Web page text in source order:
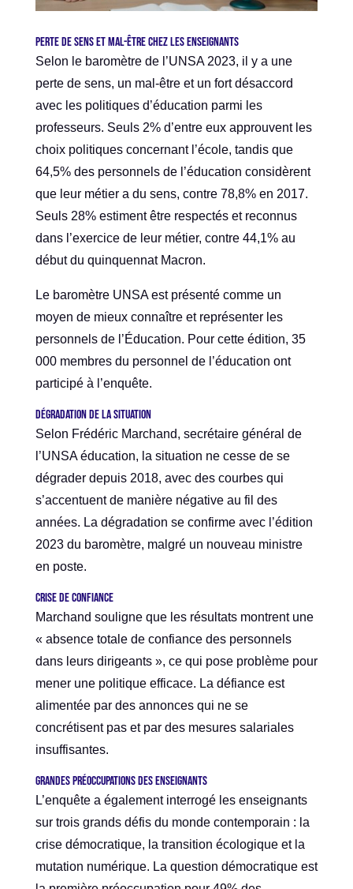
Perte de sens et mal-être chez les enseignants
Selon le baromètre de l’UNSA 2023, il y a une
perte de sens, un mal-être et un fort désaccord
avec les politiques d’éducation parmi les
professeurs. Seuls 2% d’entre eux approuvent les
choix politiques concernant l’école, tandis que
64,5% des personnels de l’éducation considèrent
que leur métier a du sens, contre 78,8% en 2017.
Seuls 28% estiment être respectés et reconnus
dans l’exercice de leur métier, contre 44,1% au
début du quinquennat Macron.
Le baromètre UNSA est présenté comme un
moyen de mieux connaître et représenter les
personnels de l’Éducation. Pour cette édition, 35
000 membres du personnel de l’éducation ont
participé à l’enquête.
Dégradation de la situation
Selon Frédéric Marchand, secrétaire général de
l’UNSA éducation, la situation ne cesse de se
dégrader depuis 2018, avec des courbes qui
s’accentuent de manière négative au fil des
années. La dégradation se confirme avec l’édition
2023 du baromètre, malgré un nouveau ministre
en poste.
Crise de confiance
Marchand souligne que les résultats montrent une
« absence totale de confiance des personnels
dans leurs dirigeants », ce qui pose problème pour
mener une politique efficace. La défiance est
alimentée par des annonces qui ne se
concrétisent pas et par des mesures salariales
insuffisantes.
Grandes préoccupations des enseignants
L’enquête a également interrogé les enseignants
sur trois grands défis du monde contemporain : la
crise démocratique, la transition écologique et la
mutation numérique. La question démocratique est